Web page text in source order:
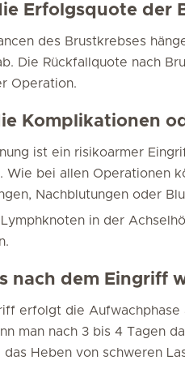
Erfolgsquote der
des Brustkrebses
Die Rückfallquote nach
Operation.
Komplikationen
ist ein risikoarmer
Wie bei allen Operationen
Nachblutungen oder
in der
nach dem Eingriff
erfolgt die
man nach 3 bis 4 Tagen
Heben von schweren